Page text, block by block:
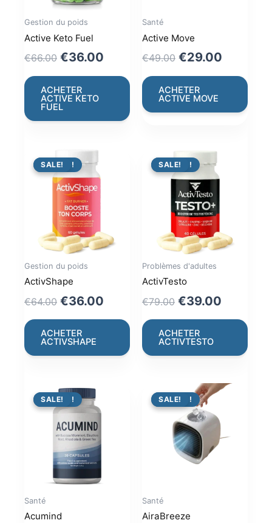
Gestion du poids
Active Keto Fuel
€66.00 Original
price
was:
€66.00.
€36.00 Current
price
€36.00.
ACHETER
ACTIVE KETO
FUEL
Santé
Active Move
€49.00 Original
price
was:
€49.00.
€29.00
price
€29.00.
ACHETER
ACTIVE MOVE
PROMO !
SALE!
Gestion du poids
ActivShape
€64.00 Original
price
was:
€64.00.
€36.00 Current
price
€36.00.
ACHETER
ACTIVSHAPE
PROMO !
SALE!
Problèmes d'adultes
ActivTesto
€79.00 Original
price
was:
€79.00.
€39.00
price
€39.00.
ACHETER
ACTIVTESTO
PROMO !
SALE!
Santé
Acumind
PROMO !
SALE!
Santé
AiraBreeze